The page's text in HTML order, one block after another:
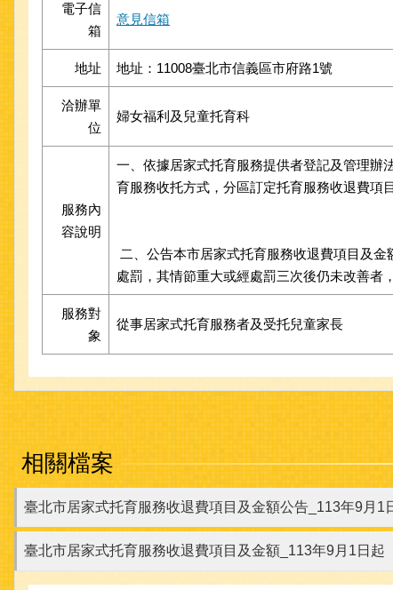
電子信
箱
意見信箱
地址 地址：11008臺北市信義區市府路1號
洽辦單
位
婦女福利及兒童托育科
服務內
容說明
一、依據居家式托育服務提供者登記及管理辦
育服務收托方式，分區訂定托育服務收退費項
二、公告本市居家式托育服務收退費項目及
處罰，其情節重大或經處罰三次後仍未改善者
服務對
象
從事居家式托育服務者及受托兒童家長
相關檔案
臺北市居家式托育服務收退費項目及金額公告_113年9月1
臺北市居家式托育服務收退費項目及金額_113年9月1日起